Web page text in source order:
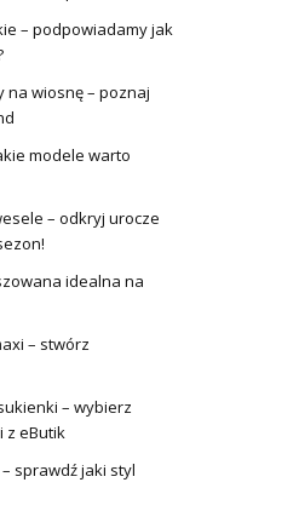
– podpowiadamy jak
na wiosnę – poznaj
modele warto
– odkryj urocze
idealna na
– stwórz
– wybierz
z eButik
sprawdź jaki styl